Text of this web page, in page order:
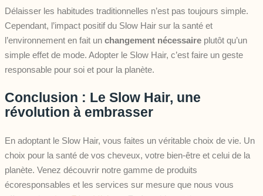
Délaisser les habitudes traditionnelles n’est pas toujours simple.
Cependant, l’impact positif du Slow Hair sur la santé et
l’environnement en fait un changement nécessaire plutôt qu’un
simple effet de mode. Adopter le Slow Hair, c’est faire un geste
responsable pour soi et pour la planète.
Conclusion : Le Slow Hair, une
révolution à embrasser
En adoptant le Slow Hair, vous faites un véritable choix de vie. Un
choix pour la santé de vos cheveux, votre bien-être et celui de la
planète. Venez découvrir notre gamme de produits
écoresponsables et les services sur mesure que nous vous